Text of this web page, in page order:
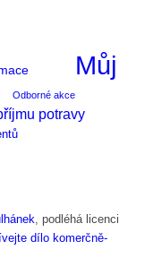
Můj
Odborné akce
potravy
, podléhá licenci
dílo komerčně-